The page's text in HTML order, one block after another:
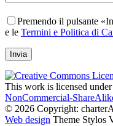
Premendo il pulsante
e le Termini e Politica di
This work is licensed under
NonCommercial-
© 2026 Copyright:
Web design Theme Stylos